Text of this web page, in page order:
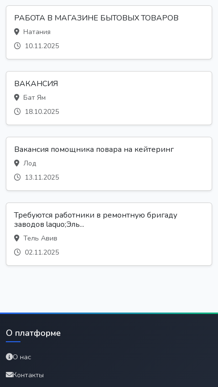
РАБОТА В МАГАЗИНЕ БЫТОВЫХ ТОВАРОВ
Натания
10.11.2025
ВАКАНСИЯ
Бат Ям
18.10.2025
Вакансия помощника повара на кейтеринг
Лод
13.11.2025
Требуются работники в ремонтную бригаду
заводов laquo;Эль...
Тель Авив
02.11.2025
О платформе
О нас
Контакты